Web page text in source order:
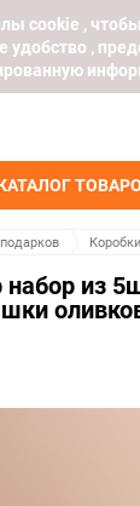
cookie ,
удобство ,
из